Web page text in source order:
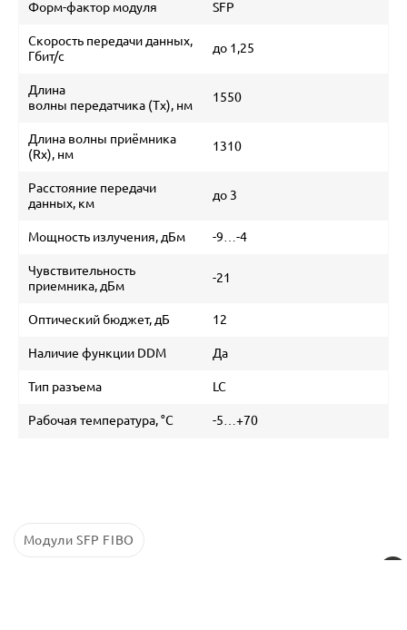
Форм-фактор модуля SFP
Скорость передачи данных,
Гбит/с
до 1,25
Длина
волны передатчика (Tx), нм
1550
Длина волны приёмника
(Rx), нм
1310
Расстояние передачи
данных, км
до 3
Мощность излучения, дБм -9…-4
Чувствительность
приемника, дБм
-21
Оптический бюджет, дБ 12
Наличие функции DDM Да
Тип разъема LC
Рабочая температура, °C -5…+70
Модули SFP FIBO